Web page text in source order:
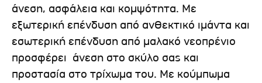
άνεση, ασφάλεια και κομψότητα. Με
εξωτερική επένδυση από ανθεκτικό ιμάντα και
εσωτερική επένδυση από μαλακό νεοπρένιο
προσφέρει άνεση στο σκύλο σας και
προστασία στο τρίχωμα του. Με κούμπωμα